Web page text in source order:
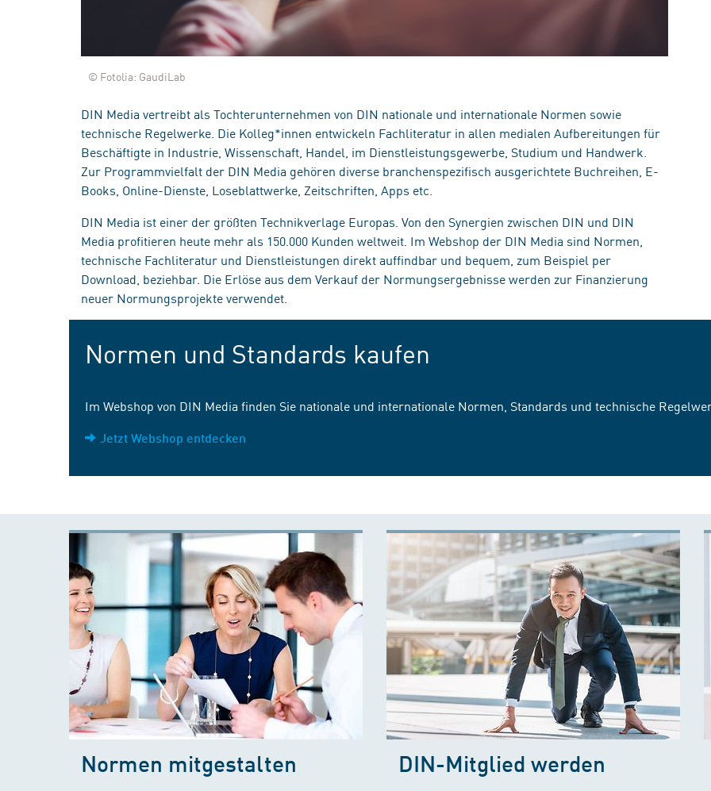
© Fotolia: GaudiLab
DIN Media vertreibt als Tochterunternehmen von DIN nationale und internationale Normen sowie
technische Regelwerke. Die Kolleg*innen entwickeln Fachliteratur in allen medialen Aufbereitungen für
Beschäftigte in Industrie, Wissenschaft, Handel, im Dienstleistungsgewerbe, Studium und Handwerk.
Zur Programmvielfalt der DIN Media gehören diverse branchenspezifisch ausgerichtete Buchreihen, E-
Books, Online-Dienste, Loseblattwerke, Zeitschriften, Apps etc.
DIN Media ist einer der größten Technikverlage Europas. Von den Synergien zwischen DIN und DIN
Media profitieren heute mehr als 150.000 Kunden weltweit. Im Webshop der DIN Media sind Normen,
technische Fachliteratur und Dienstleistungen direkt auffindbar und bequem, zum Beispiel per
Download, beziehbar. Die Erlöse aus dem Verkauf der Normungsergebnisse werden zur Finanzierung
neuer Normungsprojekte verwendet.
Normen und Standards kaufen
Im Webshop von DIN Media finden Sie nationale und internationale Normen, Standards und technische
Jetzt Webshop entdecken
Normen mitgestalten DIN-Mitglied werden